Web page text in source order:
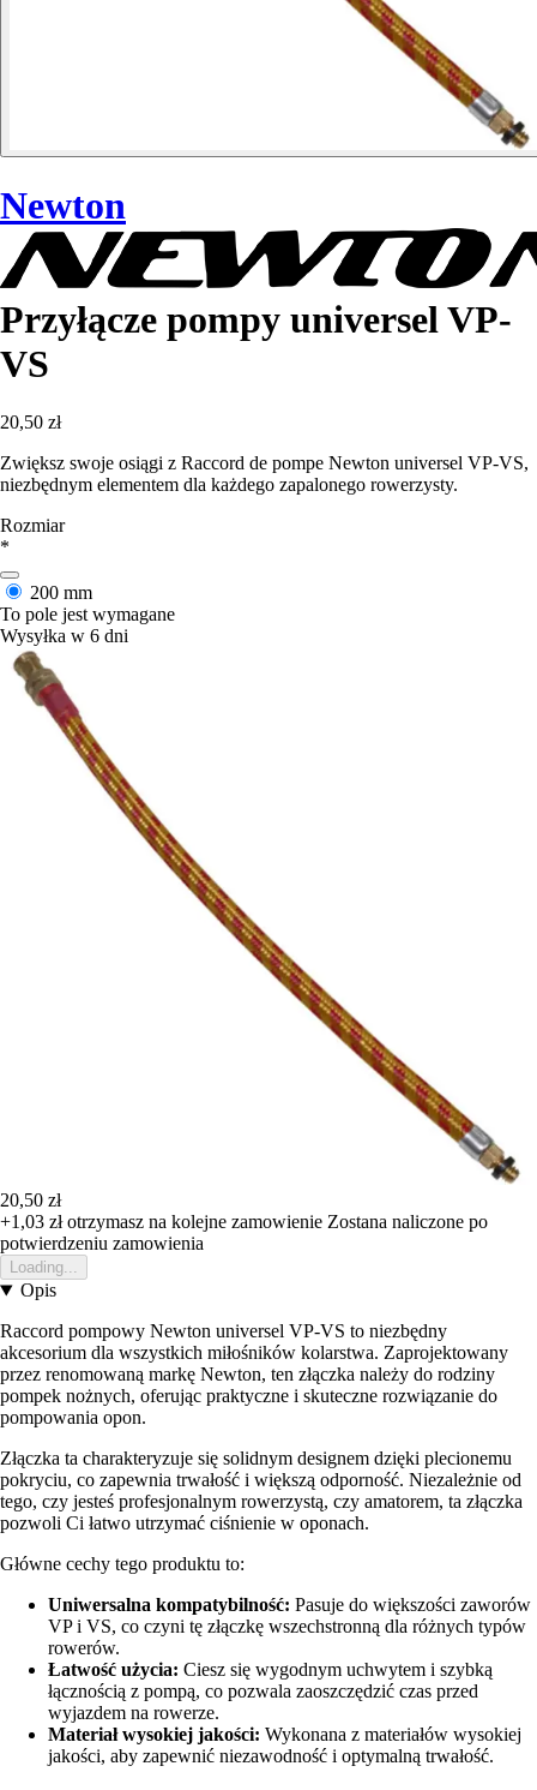
Newton
Przyłącze pompy universel VP-
VS
20,50 zł
Zwiększ swoje osiągi z Raccord de pompe Newton universel VP-VS,
niezbędnym elementem dla każdego zapalonego rowerzysty.
Rozmiar
*
200 mm
To pole jest wymagane
Wysyłka w 6 dni
20,50 zł
+1,03 złotrzymasz na kolejne zamowienie Zostana naliczone po
potwierdzeniu zamowienia
Loading...
Opis
Raccord pompowy Newton universel VP-VS to niezbędny
akcesorium dla wszystkich miłośników kolarstwa. Zaprojektowany
przez renomowaną markę Newton, ten złączka należy do rodziny
pompek nożnych, oferując praktyczne i skuteczne rozwiązanie do
pompowania opon.
Złączka ta charakteryzuje się solidnym designem dzięki plecionemu
pokryciu, co zapewnia trwałość i większą odporność. Niezależnie od
tego, czy jesteś profesjonalnym rowerzystą, czy amatorem, ta złączka
pozwoli Ci łatwo utrzymać ciśnienie w oponach.
Główne cechy tego produktu to:
Uniwersalna kompatybilność: Pasuje do większości zaworów
VP i VS, co czyni tę złączkę wszechstronną dla różnych typów
rowerów.
Łatwość użycia: Ciesz się wygodnym uchwytem i szybką
łącznością z pompą, co pozwala zaoszczędzić czas przed
wyjazdem na rowerze.
Materiał wysokiej jakości: Wykonana z materiałów wysokiej
jakości, aby zapewnić niezawodność i optymalną trwałość.